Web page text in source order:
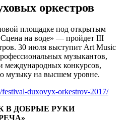
оркестров
площадке под открытым
на воде» — пройдет III
30 июля выступит Art Music
музыкантов,
международных конкурсов,
на высшем уровне.
festival-duxovyx-orkestrov-2017/
В ДОБРЫЕ РУКИ